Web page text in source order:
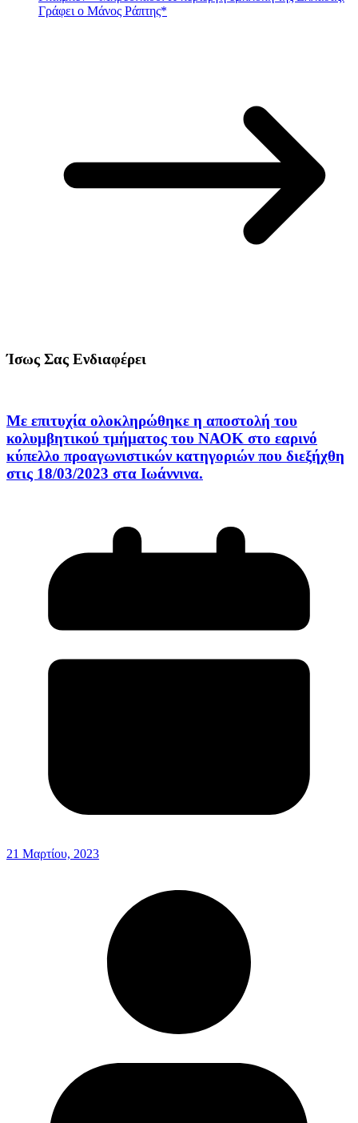
Γράφει ο Μάνος Ράπτης*
Ίσως Σας Ενδιαφέρει
Με επιτυχία ολοκληρώθηκε η αποστολή του
κολυμβητικού τμήματος του ΝΑΟΚ στο εαρινό
κύπελλο προαγωνιστικών κατηγοριών που διεξήχθη
στις 18/03/2023 στα Ιωάννινα.
21 Μαρτίου, 2023